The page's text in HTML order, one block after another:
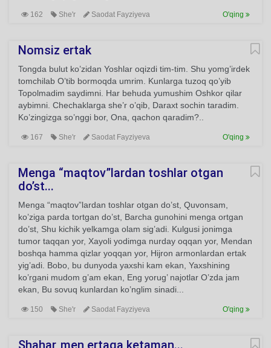
162 She'r Saodat Fayziyeva O'qing
Nomsiz ertak
Tongda bulut ko’zidan Yoshlar oqizdi tim-tim. Shu yomg’irdek
tomchilab O’tib bormoqda umrim. Kunlarga tuzoq qo’yib
Topolmadim saydimni. Har behuda yumushim Oshkor qilar
aybimni. Chechaklarga she’r o’qib, Daraxt sochin taradim.
Ko’zingizga so’nggi bor, Ona, qachon qaradim?..
167 She'r Saodat Fayziyeva O'qing
Menga “maqtov”lardan toshlar otgan
do’st...
Menga “maqtov”lardan toshlar otgan do’st, Quvonsam,
ko’ziga parda tortgan do’st, Barcha gunohini menga ortgan
do’st, Shu kichik yelkamga olam sig’adi. Kulgusi jonimga
tumor taqqan yor, Xayoli yodimga nurday oqqan yor, Mendan
boshqa hamma qizlar yoqqan yor, Hijron armonlardan ertak
yig’adi. Bobo, bu dunyoda yaxshi kam ekan, Yaxshining
ko’rgani mudom g’am ekan, Eng yorug’ najotlar O’zda jam
ekan, Bu sovuq kunlardan ko’nglim sinadi...
150 She'r Saodat Fayziyeva O'qing
Shahar, men ertaga ketaman...